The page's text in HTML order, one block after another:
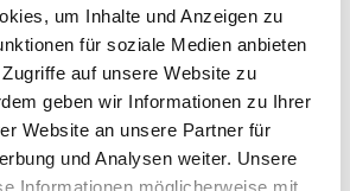
um Inhalte und Anzeigen zu
für soziale Medien anbieten
auf unsere Website zu
geben wir Informationen zu Ihrer
Website an unsere Partner für
und Analysen weiter. Unsere
Informationen möglicherweise mit
Arbeitsplatz in einem
Unternehmen
in Vollzeit oder Teilzeit